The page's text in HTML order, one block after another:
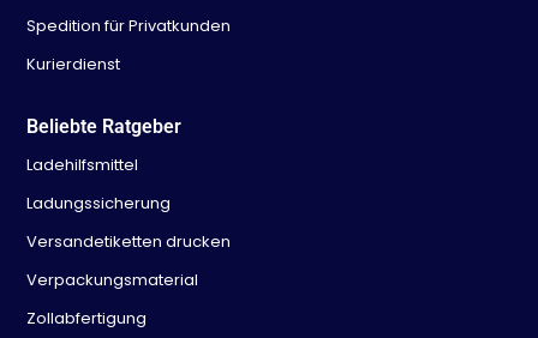
Spedition für Privatkunden
Kurierdienst
Beliebte Ratgeber
Ladehilfsmittel
Ladungssicherung
Versandetiketten drucken
Verpackungsmaterial
Zollabfertigung